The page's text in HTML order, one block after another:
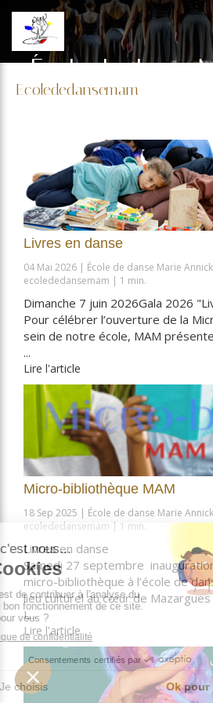
École de danse
Ecolededansemam
Livres en danse
04 Mai 2026 École de danse Marie
ecolededansemam
1 min.
Dimanche 7 juin 2026Gala 2026
Pour célébrer l’ouverture de la
sein de notre école, MAM
...
Lire l'article
Micro-bibliothèque MAM
18 Sep 2025 École de danse Marie
ecolededansemam
1 min.
Livres en danse
Samedi 27 septembre
micro-bibliothèque à l’école de
lieu culturel au cœur de Mazargues
L...
Lire l'article